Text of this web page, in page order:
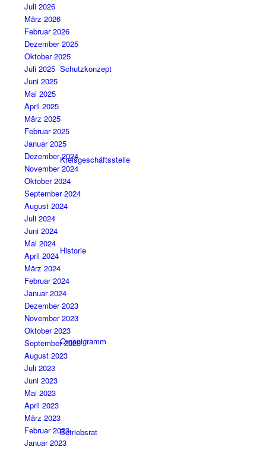
Schutzkonzept
Kreisgeschäftsstelle
Historie
Organigramm
Betriebsrat
Juli 2026
März 2026
Februar 2026
Dezember 2025
Oktober 2025
Juli 2025
Juni 2025
Mai 2025
April 2025
März 2025
Februar 2025
Januar 2025
Dezember 2024
November 2024
Oktober 2024
September 2024
August 2024
Juli 2024
Juni 2024
Mai 2024
April 2024
März 2024
Februar 2024
Januar 2024
Dezember 2023
November 2023
Oktober 2023
September 2023
August 2023
Juli 2023
Juni 2023
Mai 2023
April 2023
März 2023
Februar 2023
Januar 2023